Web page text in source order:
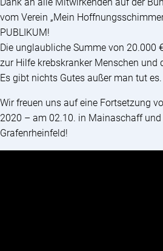
vom Verein „Mein
PUBLIKUM!
Die unglaubliche Summe von 20.000
zur Hilfe krebskranker Menschen und
Es gibt nichts Gutes außer man tut
Wir freuen uns auf eine Fortsetzung
2020 – am 02.10. in Mainaschaff
Grafenrheinfeld!